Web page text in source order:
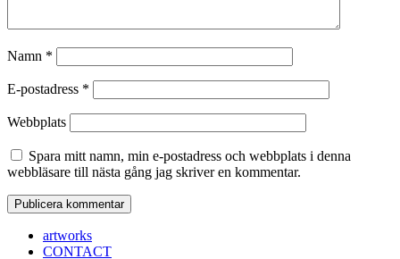
Namn *
E-postadress *
Webbplats
Spara mitt namn, min e-postadress och webbplats i denna
webbläsare till nästa gång jag skriver en kommentar.
artworks
CONTACT